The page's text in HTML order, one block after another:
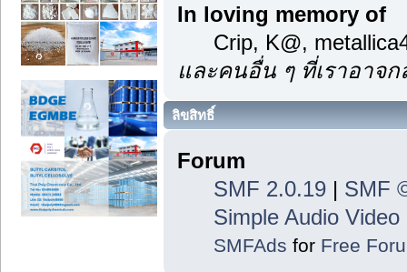
In loving memory of
Crip, K@,
และคนอื่น ๆ ที่เราอาจ
ลิขสิทธิ์
Forum
SMF 2.0.19| SMF
Simple Audio
SMFAds for Free